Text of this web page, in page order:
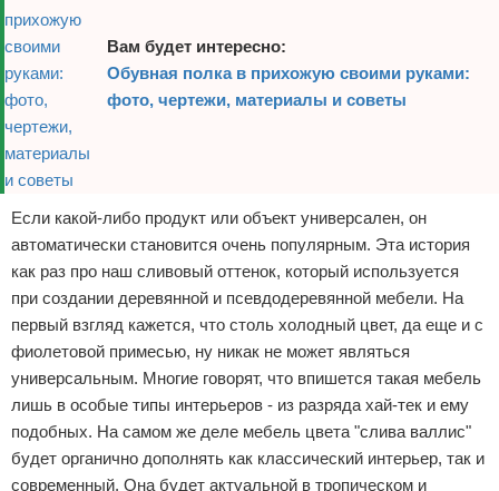
Вам будет интересно:
Обувная полка в прихожую своими руками:
фото, чертежи, материалы и советы
Если какой-либо продукт или объект универсален, он
автоматически становится очень популярным. Эта история
как раз про наш сливовый оттенок, который используется
при создании деревянной и псевдодеревянной мебели. На
первый взгляд кажется, что столь холодный цвет, да еще и с
фиолетовой примесью, ну никак не может являться
универсальным. Многие говорят, что впишется такая мебель
лишь в особые типы интерьеров - из разряда хай-тек и ему
подобных. На самом же деле мебель цвета "слива валлис"
будет органично дополнять как классический интерьер, так и
современный. Она будет актуальной в тропическом и